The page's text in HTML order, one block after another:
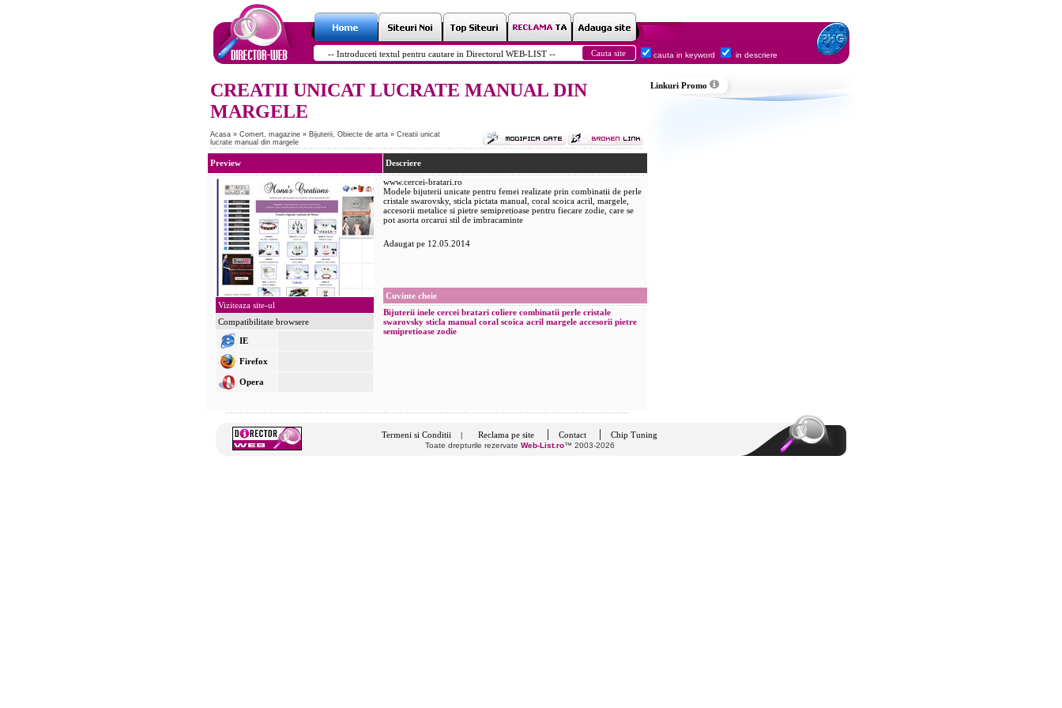
cauta in keyword in descriere
CREATII UNICAT LUCRATE MANUAL DIN
MARGELE
Acasa » Comert, magazine » Bijuterii, Obiecte de arta » Creatii unicat
lucrate manual din margele
Preview
Viziteaza site-ul
Compatibilitate browsere
IE
Firefox
Opera
Descriere
www.cercei-bratari.ro
Modele bijuterii unicate pentru femei realizate prin combinatii de perle
cristale swarovsky, sticla pictata manual, coral scoica acril, margele,
accesorii metalice si pietre semipretioase pentru fiecare zodie, care se
pot asorta orcarui stil de imbracaminte
Adaugat pe 12.05.2014
Cuvinte cheie
Bijuterii inele cercei bratari coliere combinatii perle cristale
swarovsky sticla manual coral scoica acril margele accesorii pietre
semipretioase zodie
Linkuri Promo
Termeni si Conditii Reclama pe site | Contact | Chip Tuning
Toate drepturile rezervate Web-List.ro™ 2003-2026